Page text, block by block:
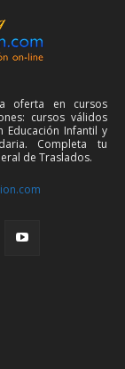
oferta en cursos
cursos válidos
Infantil y
Completa tu
de Traslados.